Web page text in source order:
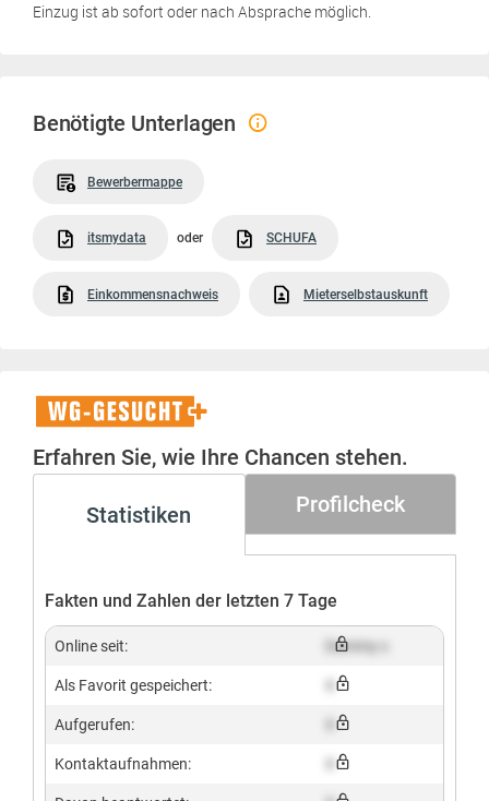
Einzug ist ab sofort oder nach Absprache möglich.
Benötigte Unterlagen
Bewerbermappe
itsmydata oder SCHUFA
Einkommensnachweis Mieterselbstauskunft
WG-
Gesucht+
Erfahren Sie, wie Ihre Chancen stehen.
Statistiken Profilcheck
Fakten und Zahlen der letzten 7 Tage
Online seit: Dummy x
Als Favorit gespeichert:
Aufgerufen:
Kontaktaufnahmen: